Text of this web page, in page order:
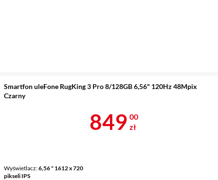
Smartfon uleFone RugKing 3 Pro 8/128GB 6,56" 120Hz 48Mpix
Czarny
Wyświetlacz 6,56 " 1612 x 720
pikseli IPS
Cena 849 zł
849 00
zł